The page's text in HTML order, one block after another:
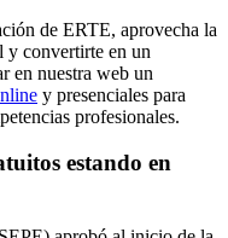
de ERTE, aprovecha la
y convertirte en un
en nuestra web un
y presenciales para
profesionales.
estando en